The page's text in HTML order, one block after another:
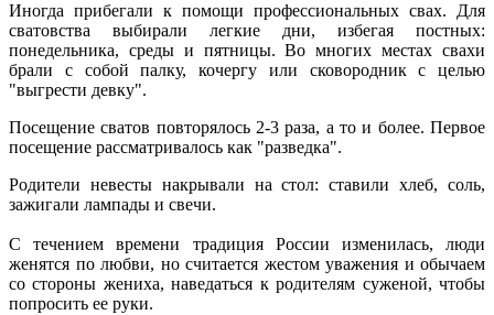
Иногда прибегали к помощи профессиональных свах. Для
сватовства выбирали легкие дни, избегая постных:
понедельника, среды и пятницы. Во многих местах свахи
брали с собой палку, кочергу или сковородник с целью
"выгрести девку".
Посещение сватов повторялось 2-3 раза, а то и более. Первое
посещение рассматривалось как "разведка".
Родители невесты накрывали на стол: ставили хлеб, соль,
зажигали лампады и свечи.
С течением времени традиция России изменилась, люди
женятся по любви, но считается жестом уважения и обычаем
со стороны жениха, наведаться к родителям суженой, чтобы
попросить ее руки.